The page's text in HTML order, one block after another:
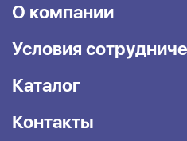
О компании
Условия
Каталог
Контакты